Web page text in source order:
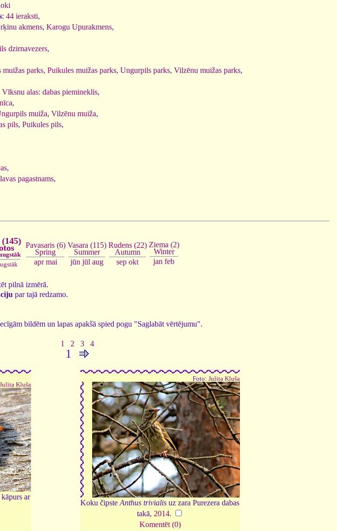
: 44 ieraksti,
akmens, Karogu Upurakmens,
dzirnavezers,
muižas parks, Puikules muižas parks, Ungurpils parks, Vilzēnu muižas parks,
Vīksnu alas: dabas piemineklis,
,
muiža, Vilzēnu muiža,
pils, Puikules pils,
,
pagastnams,
Pavasaris (6)
Spring
apr mai
Vasara (115)
Summer
jūn jūl aug
Rudens (22)
Autumn
sep okt
Ziema (2)
Winter
jan feb
pilnā izmērā.
par tajā redzamo.
bildēm un lapas apakšā spied pogu "Saglabāt vērtējumu".
1 2 3 4
1
Julita Kluša
kāpurs ar
Foto: Julita Kluša
Koku čipste Anthus trivialis uz zara Purezera dabas
takā, 2014.
Komentēt (0)